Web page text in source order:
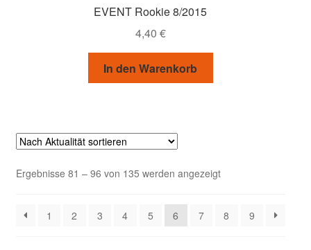
EVENT Rookie 8/2015
4,40 €
In den Warenkorb
Ergebnisse 81 – 96 von 135 werden angezeigtNach
1
2 3 4 5 6 7 8 9